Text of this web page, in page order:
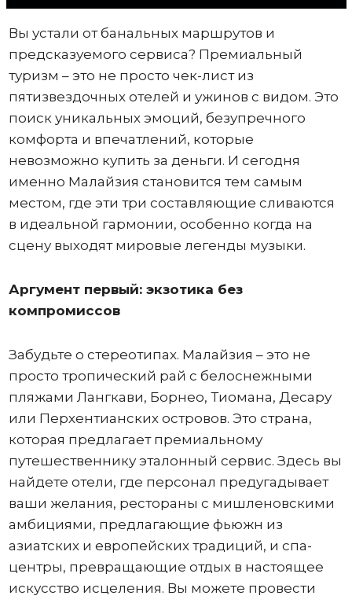
Вы устали от банальных маршрутов и
предсказуемого сервиса? Премиальный
туризм – это не просто чек-лист из
пятизвездочных отелей и ужинов с видом. Это
поиск уникальных эмоций, безупречного
комфорта и впечатлений, которые
невозможно купить за деньги. И сегодня
именно Малайзия становится тем самым
местом, где эти три составляющие сливаются
в идеальной гармонии, особенно когда на
сцену выходят мировые легенды музыки.
Аргумент первый: экзотика без
компромиссов
Забудьте о стереотипах. Малайзия – это не
просто тропический рай с белоснежными
пляжами Лангкави, Борнео, Тиомана, Десару
или Перхентианских островов. Это страна,
которая предлагает премиальному
путешественнику эталонный сервис. Здесь вы
найдете отели, где персонал предугадывает
ваши желания, рестораны с мишленовскими
амбициями, предлагающие фьюжн из
азиатских и европейских традиций, и спа-
центры, превращающие отдых в настоящее
искусство исцеления. Вы можете провести